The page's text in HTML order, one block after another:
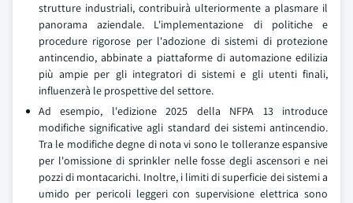
strutture industriali, contribuirà ulteriormente a plasmare il
panorama aziendale. L'implementazione di politiche e
procedure rigorose per l'adozione di sistemi di protezione
antincendio, abbinate a piattaforme di automazione edilizia
più ampie per gli integratori di sistemi e gli utenti finali,
influenzerà le prospettive del settore.
Ad esempio, l'edizione 2025 della NFPA 13 introduce
modifiche significative agli standard dei sistemi antincendio.
Tra le modifiche degne di nota vi sono le tolleranze espansive
per l'omissione di sprinkler nelle fosse degli ascensori e nei
pozzi di montacarichi. Inoltre, i limiti di superficie dei sistemi a
umido per pericoli leggeri con supervisione elettrica sono